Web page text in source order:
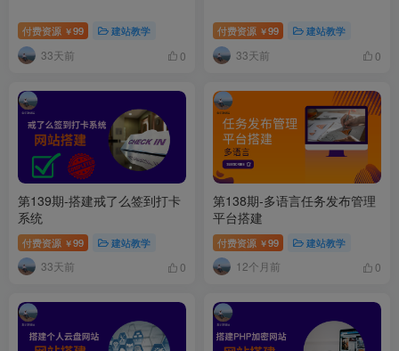
付费资源 ￥99 建站教学
33天前 0
付费资源 ￥99 建站教学
33天前 0
第139期-搭建戒了么签到打卡
系统
付费资源 ￥99 建站教学
33天前 0
第138期-多语言任务发布管理
平台搭建
付费资源 ￥99 建站教学
12个月前 0